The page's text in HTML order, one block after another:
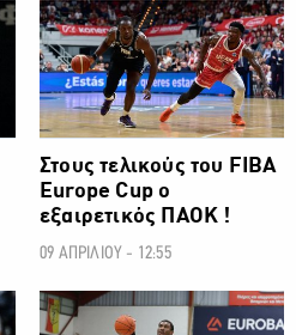
ΜΠΑΣΚΕΤ
Στους τελικούς του FIBA
Europe Cup ο
εξαιρετικός ΠΑΟΚ !
09 ΑΠΡΙΛΙΟΥ - 12:55
ΜΠΑΣΚΕΤ